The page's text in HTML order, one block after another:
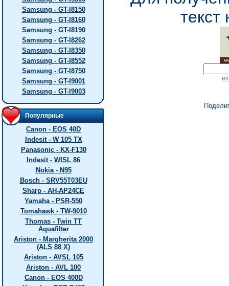
Samsung - GT-I8150
Samsung - GT-I8160
Samsung - GT-I8190
Samsung - GT-I8262
Samsung - GT-I8350
Samsung - GT-I8552
Samsung - GT-I8750
Samsung - GT-I9001
Samsung - GT-I9003
Популярные
Canon - EOS 40D
Indesit - W 105 TX
Panasonic - KX-F130
Indesit - WISL 86
Nokia - N95
Bosch - SRV55T03EU
Sharp - AH-AP24CE
Yamaha - PSR-550
Tomahawk - TW-9010
Thomas - Twin TT
Aquafilter
Ariston - Margherita 2000
(ALS 88 X)
Ariston - AVSL 105
Ariston - AVL 100
Canon - EOS 400D
текст